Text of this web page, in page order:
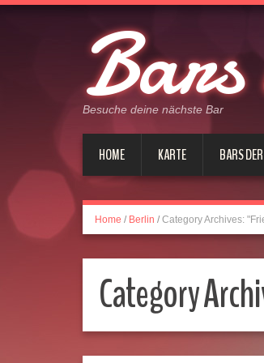
Besuche deine nächste Bar
HOME KARTE BARS
Home / Berlin / Category Archives:
Category